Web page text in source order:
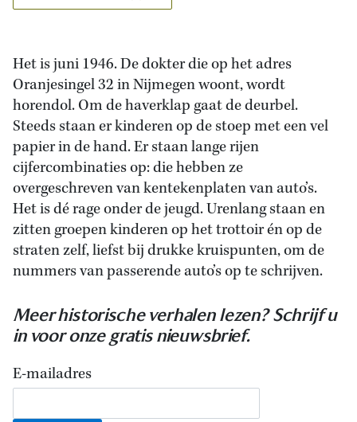
Het is juni 1946. De dokter die op het adres
Oranjesingel 32 in Nijmegen woont, wordt
horendol. Om de haverklap gaat de deurbel.
Steeds staan er kinderen op de stoep met een vel
papier in de hand. Er staan lange rijen
cijfercombinaties op: die hebben ze
overgeschreven van kentekenplaten van auto’s.
Het is dé rage onder de jeugd. Urenlang staan en
zitten groepen kinderen op het trottoir én op de
straten zelf, liefst bij drukke kruispunten, om de
nummers van passerende auto’s op te schrijven.
Meer historische verhalen lezen? Schrijf u
in voor onze gratis nieuwsbrief.
E-mailadres